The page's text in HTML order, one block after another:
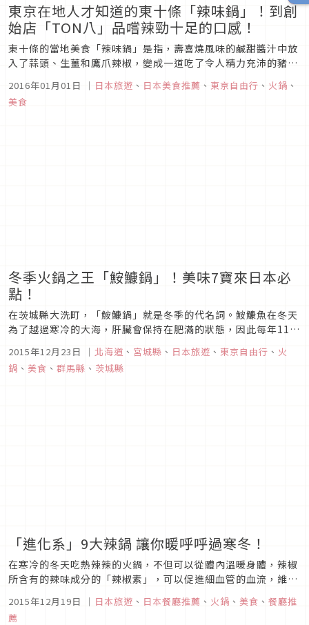
東京在地人才知道的東十條「辣味鍋」！到創
始店「TON八」品嚐辣勁十足的口感！
東十條的當地美食「辣味鍋」是指，壽喜燒風味的鹹甜醬汁中放
入了蒜頭、生薑和鷹爪辣椒，變成一道吃了令人精力充沛的豬肉
脆口感，還有鹹甜醬汁隨後而來的辛辣後勁和蒜頭所帶來的衝擊
性辣勁，這就是非常下飯的「辣味鍋」。
2016年01月01日 ｜ 日本旅遊 、 日本美食推薦 、 東京自由行 、 火鍋 、
美食
冬季火鍋之王「鮟鱇鍋」！美味7寶來日本必
點！
在茨城縣大洗町，「鮟鱇鍋」就是冬季的代名詞。鮟鱇魚在冬天
為了越過寒冷的大海，肝臟會保持在肥滿的狀態，因此每年11月
2015年12月23日 ｜ 北海道 、 宮城縣 、 日本旅遊 、 東京自由行 、 火
鍋 、 美食 、 群馬縣 、 茨城縣
「進化系」9大辣鍋 讓你暖呼呼過寒冬！
在寒冷的冬天吃熱辣辣的火鍋，不但可以從體內溫暖身體，辣椒
所含有的辣味成分的「辣椒素」，可以促進細血管的血流，維持
2015年12月19日 ｜ 日本旅遊 、 日本餐廳推薦 、 火鍋 、 美食 、 餐廳推
薦